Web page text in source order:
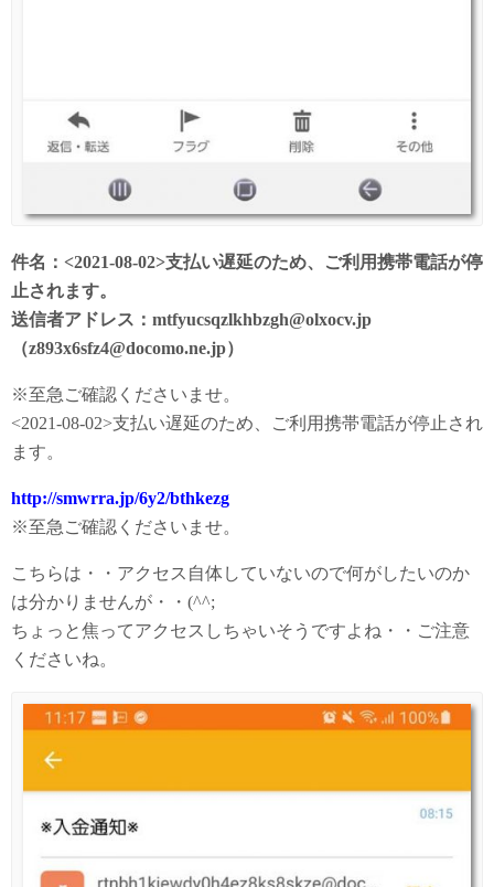
件名：<2021-08-02>支払い遅延のため、ご利用携帯電話が停
止されます。
送信者アドレス：mtfyucsqzlkhbzgh@olxocv.jp
（z893x6sfz4@docomo.ne.jp）
※至急ご確認くださいませ。
<2021-08-02>支払い遅延のため、ご利用携帯電話が停止され
ます。
http://smwrra.jp/6y2/bthkezg
※至急ご確認くださいませ。
こちらは・・アクセス自体していないので何がしたいのか
は分かりませんが・・(^^;
ちょっと焦ってアクセスしちゃいそうですよね・・ご注意
くださいね。